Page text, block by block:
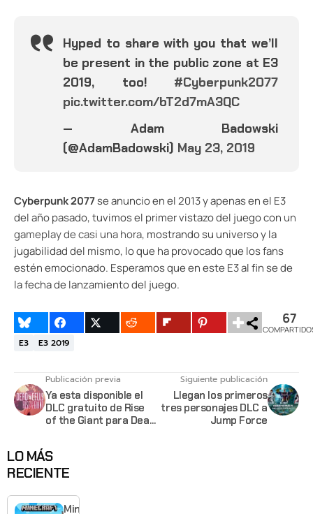
Hyped to share with you that we’ll
be present in the public zone at E3
2019, too! #Cyberpunk2077
pic.twitter.com/bT2d7mA3QC
— Adam Badowski
(@AdamBadowski) May 23, 2019
Cyberpunk 2077se anuncio en el 2013 y apenas en el E3
del año pasado, tuvimos el primer vistazo del juego con un
gameplay de casi una hora, mostrando su universo y la
jugabilidad del mismo, lo que ha provocado que los fans
estén emocionado. Esperamos que en este E3 al fin se de
la fecha de lanzamiento del juego.
67
E3 E3 2019
Publicación previa
Ya esta disponible el
DLC gratuito de Rise
of the Giant para Dead
Siguiente publicación
Llegan los primeros
tres personajes DLC a
Jump Force
LO MÁS
RECIENTE
Minecraft